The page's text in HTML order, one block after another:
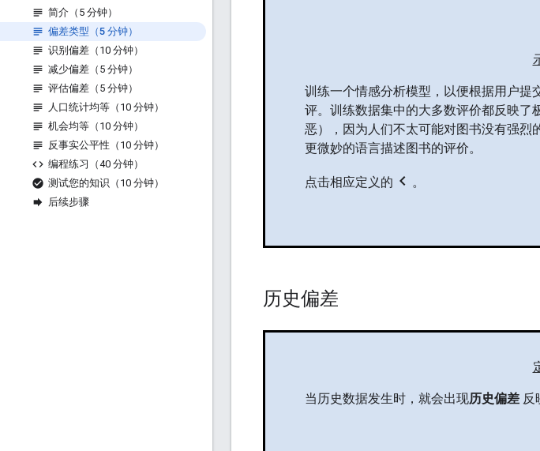
简介（5 分钟）
偏差类型（5 分钟）
识别偏差（10 分钟）
减少偏差（5 分钟）
评估偏差（5 分钟）
人口统计均等（10 分钟）
机会均等（10 分钟）
反事实公平性（10 分钟）
编程练习（40 分钟）
测试您的知识（10 分钟）
后续步骤
训练一个情感分析模型，以便根据用户提
评。训练数据集中的大多数评价都反映了
恶），因为人们不太可能对图书没有强烈
更微妙的语言描述图书的评价。
点击相应定义的 chevron_left 。
历史偏差
当历史数据发生时，就会出现历史偏差 反